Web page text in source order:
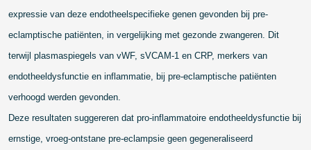
expressie van deze endotheelspecifieke genen gevonden bij pre-
eclamptische patiënten, in vergelijking met gezonde zwangeren. Dit
terwijl plasmaspiegels van vWF, sVCAM-1 en CRP, merkers van
endotheeldysfunctie en inflammatie, bij pre-eclamptische patiënten
verhoogd werden gevonden.
Deze resultaten suggereren dat pro-inflammatoire endotheeldysfunctie bij
ernstige, vroeg-ontstane pre-eclampsie geen gegeneraliseerd